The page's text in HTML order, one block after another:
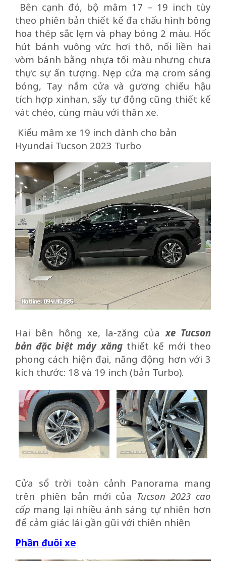
Bên cạnh đó, bộ mâm 17 – 19 inch tùy
theo phiên bản thiết kế đa chấu hình bông
hoa thép sắc lẹm và phay bóng 2 màu. Hốc
hút bánh vuông vức hơi thô, nối liền hai
vòm bánh bằng nhựa tối màu nhưng chưa
thực sự ấn tượng. Nẹp cửa mạ crom sáng
bóng, Tay nắm cửa và gương chiếu hậu
tích hợp xinhan, sấy tự động cũng thiết kế
vát chéo, cùng màu với thân xe.
Kiểu mâm xe 19 inch dành cho bản
Hyundai Tucson 2023 Turbo
Hai bên hông xe, la-zăng của xe Tucson
bản đặc biệt máy xăngthiết kế mới theo
phong cách hiện đại, năng động hơn với 3
kích thước: 18 và 19 inch (bản Turbo).
Cửa sổ trời toàn cảnh Panorama mang
trên phiên bản mới của Tucson 2023 cao
cấp mang lại nhiều ánh sáng tự nhiên hơn
để cảm giác lái gần gũi với thiên nhiên
Phần đuôi xe